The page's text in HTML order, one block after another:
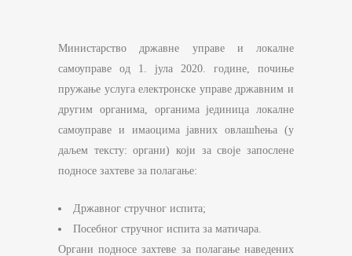
Министарство државне управе и локалне
самоуправе од 1. јула 2020. године, почиње
пружање услуга електронске управе државним и
другим органима, органима јединица локалне
самоуправе и имаоцима јавних овлашћења (у
даљем тексту: органи) који за своје запослене
подносе захтеве за полагање:
Државног стручног испита;
Посебног стручног испита за матичара.
Органи подносе захтеве за полагање наведених